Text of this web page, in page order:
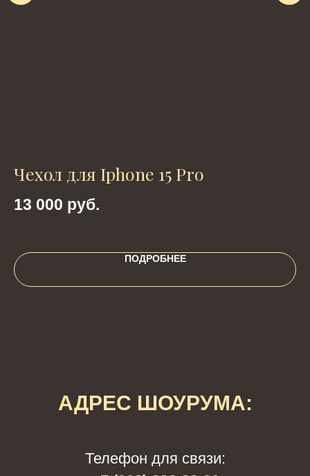
Чехол для Iphone 15 Pro
13 000 руб.
ПОДРОБНЕЕ
АДРЕС ШОУРУМА:
Телефон для связи: